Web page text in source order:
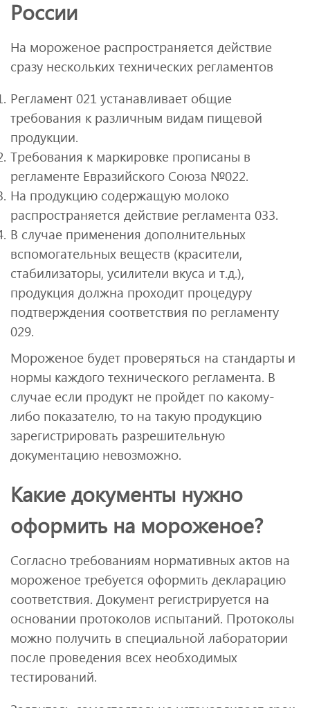
России
На мороженое распространяется действие
сразу нескольких технических регламентов
Регламент 021 устанавливает общие
требования к различным видам пищевой
продукции.
Требования к маркировке прописаны в
регламенте Евразийского Союза №022.
На продукцию содержащую молоко
распространяется действие регламента 033.
В случае применения дополнительных
вспомогательных веществ (красители,
стабилизаторы, усилители вкуса и т.д.),
продукция должна проходит процедуру
подтверждения соответствия по регламенту
029.
Мороженое будет проверяться на стандарты и
нормы каждого технического регламента. В
случае если продукт не пройдет по какому-
либо показателю, то на такую продукцию
зарегистрировать разрешительную
документацию невозможно.
Какие документы нужно
оформить на мороженое?
Согласно требованиям нормативных актов на
мороженое требуется оформить декларацию
соответствия. Документ регистрируется на
основании протоколов испытаний. Протоколы
можно получить в специальной лаборатории
после проведения всех необходимых
тестирований.